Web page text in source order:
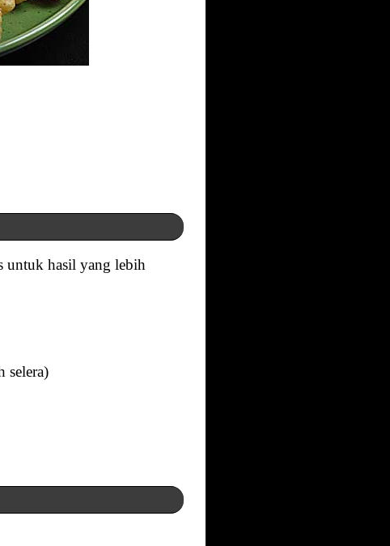
untuk hasil yang lebih
selera)